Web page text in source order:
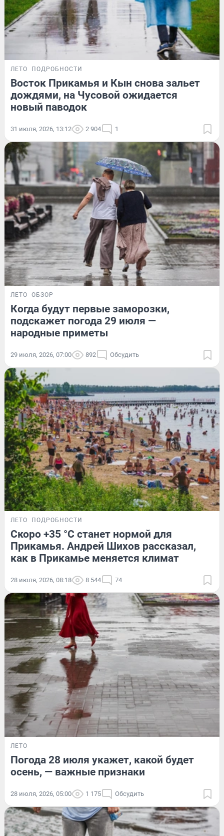
ЛЕТО ПОДРОБНОСТИ
Восток Прикамья и Кын снова зальет
дождями, на Чусовой ожидается
новый паводок
31 июля, 2026, 13:12 2 904 1
ЛЕТО ОБЗОР
Когда будут первые заморозки,
подскажет погода 29 июля —
народные приметы
29 июля, 2026, 07:00 892 Обсудить
ЛЕТО ПОДРОБНОСТИ
Скоро +35 °C станет нормой для
Прикамья. Андрей Шихов рассказал,
как в Прикамье меняется климат
28 июля, 2026, 08:18 8 544 74
ЛЕТО
Погода 28 июля укажет, какой будет
осень, — важные признаки
28 июля, 2026, 05:00 1 175 Обсудить